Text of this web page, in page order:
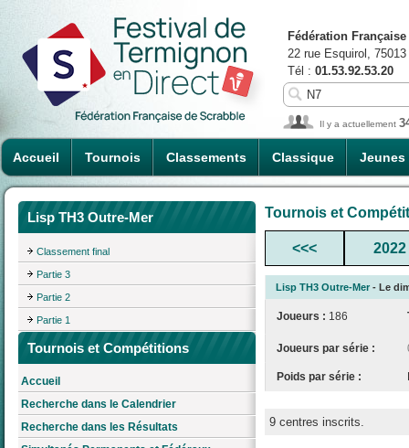
Accueil Tournois Classements Classique Jeunes
Fédération
22 rue Esquirol,
Tél : 01.53.92.53.20
Il y a actuellement
Lisp TH3 Outre-Mer
Classement final
Partie 3
Partie 2
Partie 1
Tournois et Compétitions
Accueil
Recherche dans le Calendrier
Recherche dans les Résultats
Tournois et
<<< 2022
Lisp TH3 Outre-Mer - Le
Joueurs : 186
Joueurs par série :
Poids par série :
9 centres inscrits.